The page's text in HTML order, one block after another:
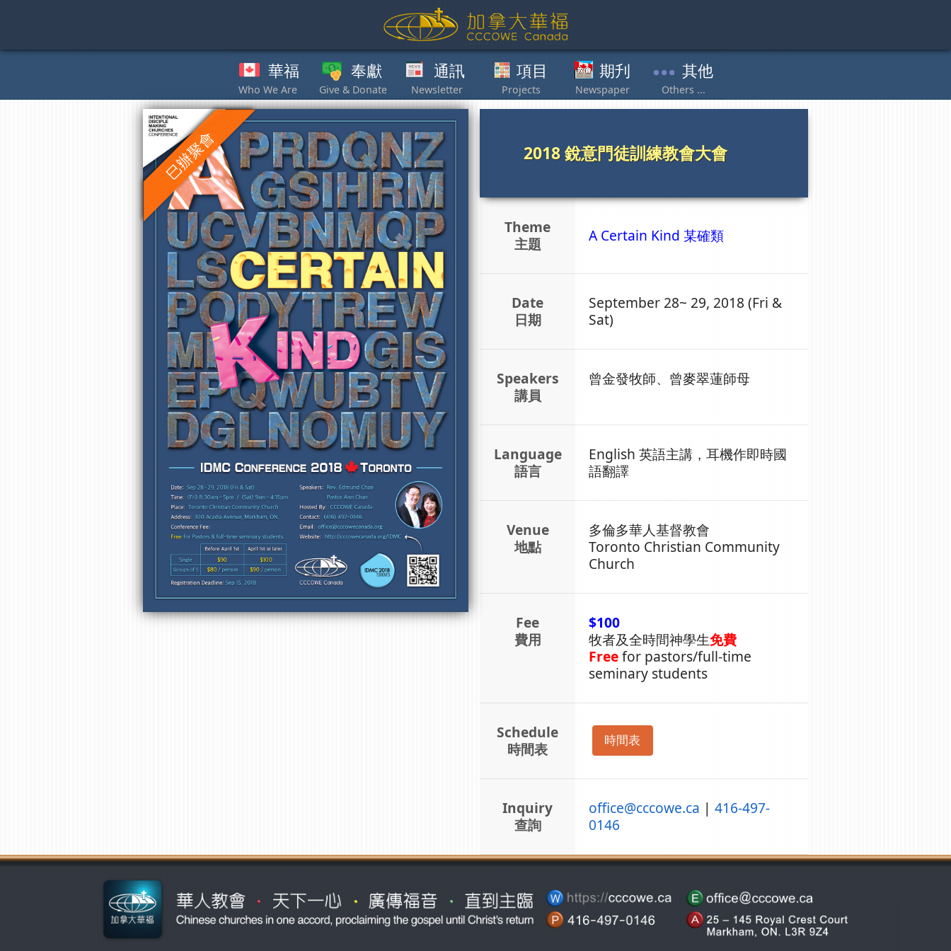
content
華福 奉獻 通訊 項目 期刋 其他
2018 銳意門徒訓練教會大會
Theme
主題
A Certain Kind 某確類
Date
日期
September 28~ 29, 2018 (Fri &
Sat)
Speakers
講員
曾金發牧師、 曾麥翠蓮師母
Language
語言
English 英語主講，耳機作即時國
語翻譯
Venue
地點
多倫多華人基督教會
Toronto Christian Community
Church
Fee
費用
$100
牧者及全時間神學生免費
Freefor pastors/full-time
seminary students
Schedule
時間表
時間表
Inquiry
查詢
office@cccowe.ca |416-497-
0146